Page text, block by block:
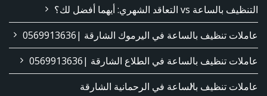
التنظيف بالساعة vs التعاقد الشهري: أيهما أفضل لك؟
عاملات تنظيف بالساعة في اليرموك الشارقة |0569913636
عاملات تنظيف بالساعة في الطلاع الشارقة |0569913636
عاملات تنظيف بالساعة في الرحمانية الشارقة